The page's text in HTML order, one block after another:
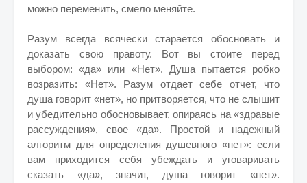
можно переменить, смело меняйте.
Разум всегда всячески старается обосновать и
доказать свою правоту. Вот вы стоите перед
выбором: «да» или «Нет». Душа пытается робко
возразить: «Нет». Разум отдает себе отчет, что
душа говорит «нет», но притворяется, что не слышит
и убедительно обосновывает, опираясь на «здравые
рассуждения», свое «да». Простой и надежный
алгоритм для определения душевного «нет»: если
вам приходится себя убеждать и уговаривать
сказать «да», значит, душа говорит «нет».